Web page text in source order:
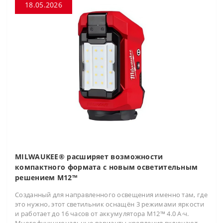
18.05.2026
MILWAUKEE® расширяет возможности
компактного формата с новым осветительным
решением M12™
Созданный для направленного освещения именно там, где
это нужно, этот светильник оснащён 3 режимами яркости
и работает до 16 часов от аккумулятора M12™ 4.0 А·ч.